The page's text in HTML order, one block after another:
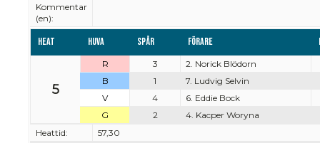
Kommentar
(en):
Heat Huva Spår Förare
5
R 3
2. Norick Blödorn
B
1
7. Ludvig Selvin
V
4
6. Eddie Bock
G
2
4. Kacper Woryna
Heattid:
57,30